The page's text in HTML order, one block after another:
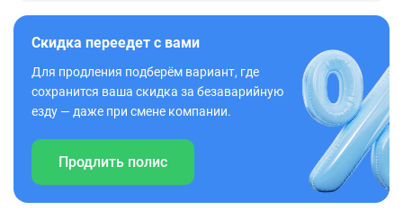
Скидка переедет с вами
Для продления подберём вариант, где
сохранится ваша скидка за безаварийную
езду — даже при смене компании.
Продлить полис